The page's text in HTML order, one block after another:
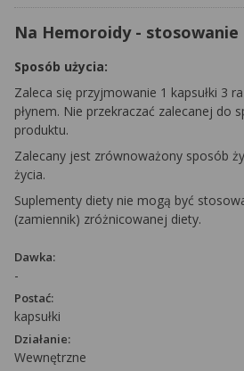
Na Hemoroidy - stosowanie
Sposób użycia:
Zaleca się przyjmowanie 1 kapsułki 3
płynem. Nie przekraczać zalecanej do
produktu.
Zalecany jest zrównoważony sposób
życia.
Suplementy diety nie mogą być
(zamiennik) zróżnicowanej diety.
Dawka:
-
Postać:
kapsułki
Działanie:
Wewnętrzne